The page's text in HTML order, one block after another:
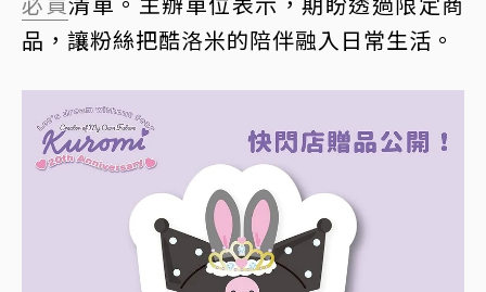
品，讓粉絲把酷洛米的陪伴融入日常生活。